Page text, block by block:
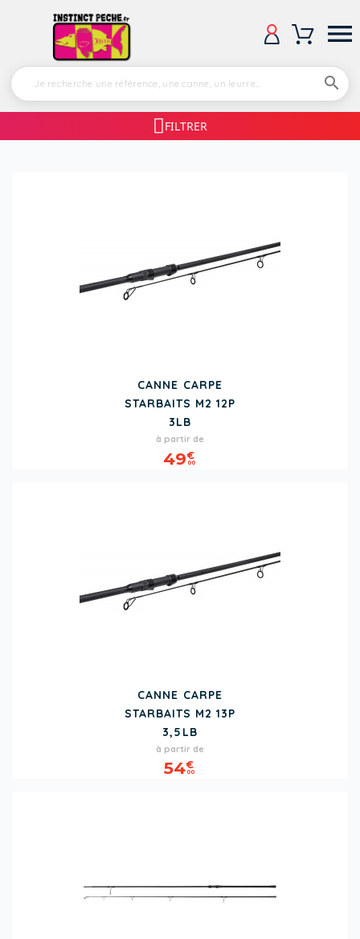


FILTRER
CANNE CARPE
STARBAITS M2 12P
3LB
Prix
à partir de
49€
00
CANNE CARPE
STARBAITS M2 13P
3,5LB
Prix
à partir de
54€
00